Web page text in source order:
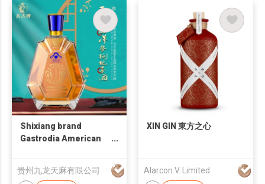
Shixiang brand
Gastrodia American
贵州九龙天麻有限公司
XIN GIN 東方之心
Alarcon V. Limited